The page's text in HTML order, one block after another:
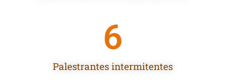
Palestrantes intermitentes
6